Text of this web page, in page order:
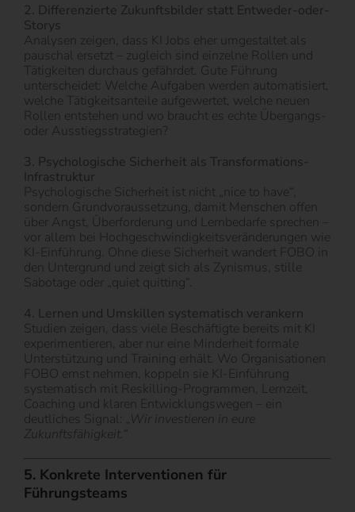
2. Differenzierte Zukunftsbilder statt Entweder-oder-
Storys
Analysen zeigen, dass KI Jobs eher umgestaltet als
pauschal ersetzt – zugleich sind einzelne Rollen und
Tätigkeiten durchaus gefährdet. Gute Führung
unterscheidet: Welche Aufgaben werden automatisiert,
welche Tätigkeitsanteile aufgewertet, welche neuen
Rollen entstehen und wo braucht es echte Übergangs-
oder Ausstiegsstrategien?
3. Psychologische Sicherheit als Transformations-
Infrastruktur
Psychologische Sicherheit ist nicht „nice to have“,
sondern Grundvoraussetzung, damit Menschen offen
über Angst, Überforderung und Lernbedarfe sprechen –
vor allem bei Hochgeschwindigkeitsveränderungen wie
KI-Einführung. Ohne diese Sicherheit wandert FOBO in
den Untergrund und zeigt sich als Zynismus, stille
Sabotage oder „quiet quitting“.
4. Lernen und Umskillen systematisch verankern
Studien zeigen, dass viele Beschäftigte bereits mit KI
experimentieren, aber nur eine Minderheit formale
Unterstützung und Training erhält. Wo Organisationen
FOBO ernst nehmen, koppeln sie KI-Einführung
systematisch mit Reskilling-Programmen, Lernzeit,
Coaching und klaren Entwicklungswegen – ein
deutliches Signal: „Wir investieren in eure
Zukunftsfähigkeit.“
5. Konkrete Interventionen für
Führungsteams